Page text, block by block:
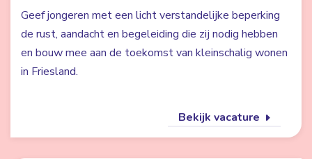
Geef jongeren met een licht verstandelijke beperking
de rust, aandacht en begeleiding die zij nodig hebben
en bouw mee aan de toekomst van kleinschalig wonen
in Friesland.
Bekijk vacature